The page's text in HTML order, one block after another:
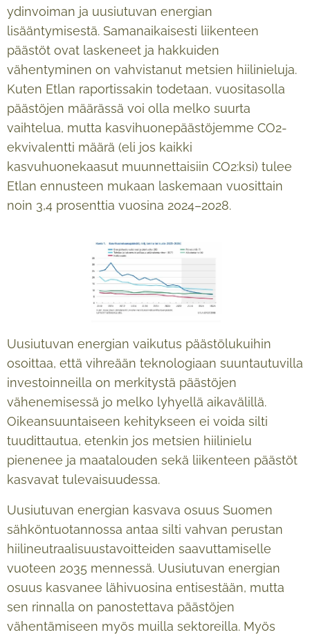
ydinvoiman ja uusiutuvan energian
lisääntymisestä. Samanaikaisesti liikenteen
päästöt ovat laskeneet ja hakkuiden
vähentyminen on vahvistanut metsien hiilinieluja.
Kuten Etlan raportissakin todetaan, vuositasolla
päästöjen määrässä voi olla melko suurta
vaihtelua, mutta kasvihuonepäästöjemme CO2-
ekvivalentti määrä (eli jos kaikki
kasvuhuonekaasut muunnettaisiin CO2:ksi) tulee
Etlan ennusteen mukaan laskemaan vuosittain
noin 3,4 prosenttia vuosina 2024–2028.
Uusiutuvan energian vaikutus päästölukuihin
osoittaa, että vihreään teknologiaan suuntautuvilla
investoinneilla on merkitystä päästöjen
vähenemisessä jo melko lyhyellä aikavälillä.
Oikeansuuntaiseen kehitykseen ei voida silti
tuudittautua, etenkin jos metsien hiilinielu
pienenee ja maatalouden sekä liikenteen päästöt
kasvavat tulevaisuudessa.
Uusiutuvan energian kasvava osuus Suomen
sähköntuotannossa antaa silti vahvan perustan
hiilineutraalisuustavoitteiden saavuttamiselle
vuoteen 2035 mennessä. Uusiutuvan energian
osuus kasvanee lähivuosina entisestään, mutta
sen rinnalla on panostettava päästöjen
vähentämiseen myös muilla sektoreilla. Myös